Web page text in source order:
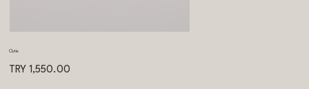
Clytie
Price
TRY 1,550.00